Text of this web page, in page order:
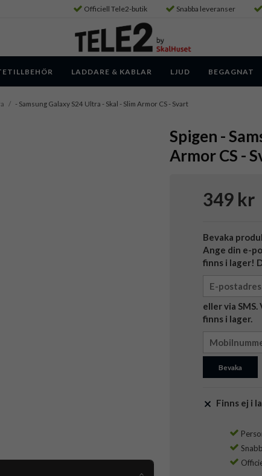
Officiell Tele2-butik Snabba leveranser
LADDARE & KABLAR LJUD BEGAGNAT
/ - Samsung Galaxy S24 Ultra - Skal - Slim Armor CS - Svart
Spigen -
Armor CS -
349 kr
Bevaka
Ange din e-
finns i lager!
eller via
finns i lager.
Bevaka
Finns ej i